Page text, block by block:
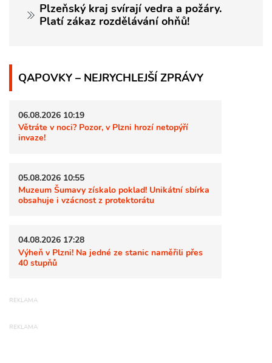
Plzeňský kraj svírají vedra a požáry.
Platí zákaz rozdělávání ohňů!
QAPOVKY – NEJRYCHLEJŠÍ ZPRÁVY
06.08.2026 10:19
Větráte v noci? Pozor, v Plzni hrozí netopýří
invaze!
05.08.2026 10:55
Muzeum Šumavy získalo poklad! Unikátní sbírka
obsahuje i vzácnost z protektorátu
04.08.2026 17:28
Výheň v Plzni! Na jedné ze stanic naměřili přes
40 stupňů